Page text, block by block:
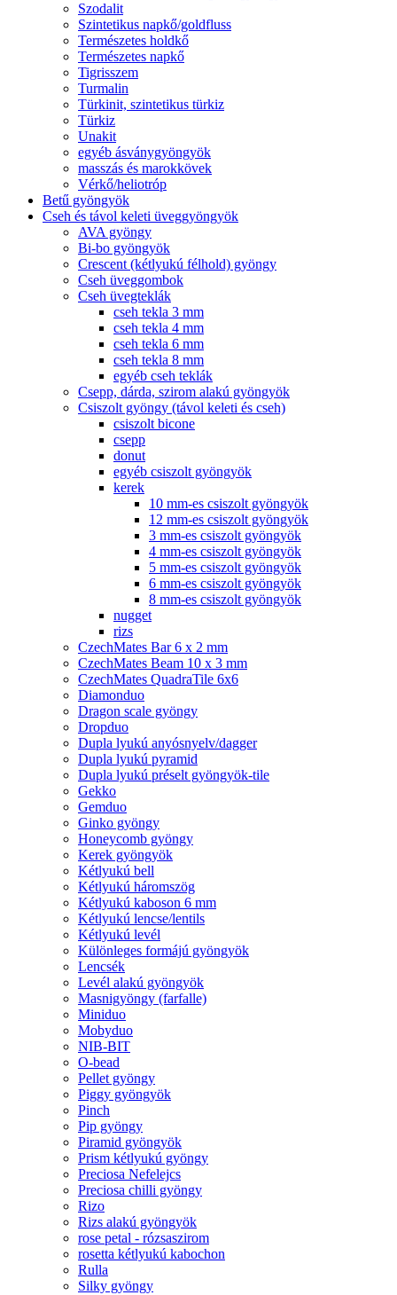
Szodalit
Szintetikus napkő/goldfluss
Természetes holdkő
Természetes napkő
Tigrisszem
Turmalin
Türkinit, szintetikus türkiz
Türkiz
Unakit
egyéb ásványgyöngyök
masszás és marokkövek
Vérkő/heliotróp
Betű gyöngyök
Cseh és távol keleti üveggyöngyök
AVA gyöngy
Bi-bo gyöngyök
Crescent (kétlyukú félhold) gyöngy
Cseh üveggombok
Cseh üvegteklák
cseh tekla 3 mm
cseh tekla 4 mm
cseh tekla 6 mm
cseh tekla 8 mm
egyéb cseh teklák
Csepp, dárda, szirom alakú gyöngyök
Csiszolt gyöngy (távol keleti és cseh)
csiszolt bicone
csepp
donut
egyéb csiszolt gyöngyök
kerek
10 mm-es csiszolt gyöngyök
12 mm-es csiszolt gyöngyök
3 mm-es csiszolt gyöngyök
4 mm-es csiszolt gyöngyök
5 mm-es csiszolt gyöngyök
6 mm-es csiszolt gyöngyök
8 mm-es csiszolt gyöngyök
nugget
rizs
CzechMates Bar 6 x 2 mm
CzechMates Beam 10 x 3 mm
CzechMates QuadraTile 6x6
Diamonduo
Dragon scale gyöngy
Dropduo
Dupla lyukú anyósnyelv/dagger
Dupla lyukú pyramid
Dupla lyukú préselt gyöngyök-tile
Gekko
Gemduo
Ginko gyöngy
Honeycomb gyöngy
Kerek gyöngyök
Kétlyukú bell
Kétlyukú háromszög
Kétlyukú kaboson 6 mm
Kétlyukú lencse/lentils
Kétlyukú levél
Különleges formájú gyöngyök
Lencsék
Levél alakú gyöngyök
Masnigyöngy (farfalle)
Miniduo
Mobyduo
NIB-BIT
O-bead
Pellet gyöngy
Piggy gyöngyök
Pinch
Pip gyöngy
Piramid gyöngyök
Prism kétlyukú gyöngy
Preciosa Nefelejcs
Preciosa chilli gyöngy
Rizo
Rizs alakú gyöngyök
rose petal - rózsaszirom
rosetta kétlyukú kabochon
Rulla
Silky gyöngy